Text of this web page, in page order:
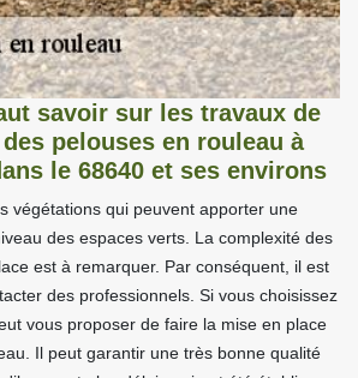
savoir sur les travaux de
pelouses en rouleau à
le 68640 et ses environs
végétations qui peuvent apporter une
des espaces verts. La complexité des
est à remarquer. Par conséquent, il est
des professionnels. Si vous choisissez
vous proposer de faire la mise en place
Il peut garantir une très bonne qualité